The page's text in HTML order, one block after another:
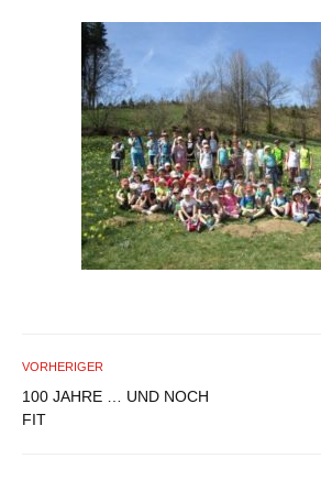
VORHERIGER
100 JAHRE … UND NOCH
FIT